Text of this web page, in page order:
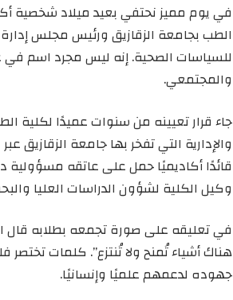
في يوم مميز نحتفي بعيد ميلاد شخصية
الطب بجامعة الزقازيق ورئيس مجلس
للسياسات الصحية. إنه ليس مجرد اسم في
والمجتمعي.
جاء قرار تعيينه من سنوات عميدًا لكلية
والإدارية التي تفخر بها جامعة الزقازيق
قائدًا أكاديميًا حمل على عاتقه
وكيل الكلية لشؤون الدراسات العليا
في تعليقه على صورة تجمعه بطلابه قال
هناك أشياء تُمنح ولا تُنتزع”. كلمات
جهوده لدعمهم علميًا وإنسانيًا.